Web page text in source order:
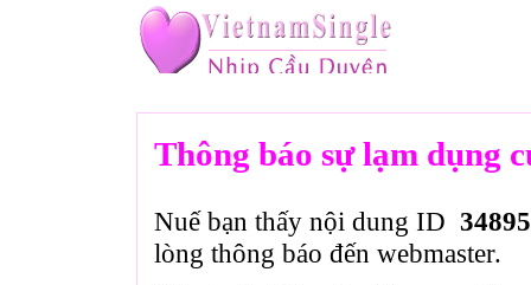
Thông báo sự lạm dụng
Nuế bạn thấy nội dung ID
lòng thông báo đến webmaster.